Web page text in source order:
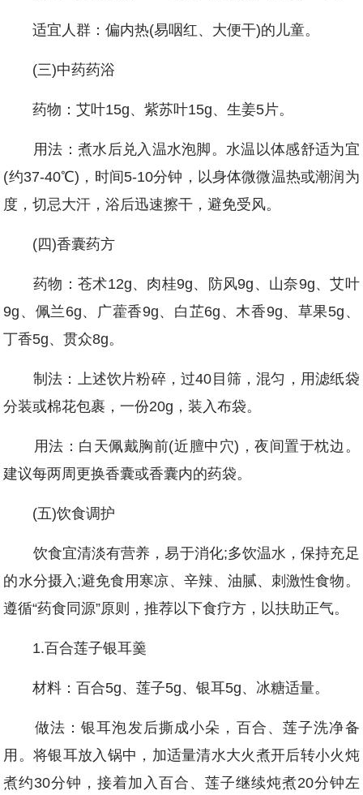
适宜人群：偏内热(易咽红、大便干)的儿童。
(三)中药药浴
药物：艾叶15g、紫苏叶15g、生姜5片。
用法：煮水后兑入温水泡脚。水温以体感舒适为宜
(约37-40℃)，时间5-10分钟，以身体微微温热或潮润为
度，切忌大汗，浴后迅速擦干，避免受风。
(四)香囊药方
药物：苍术12g、肉桂9g、防风9g、山奈9g、艾叶
9g、佩兰6g、广藿香9g、白芷6g、木香9g、草果5g、
丁香5g、贯众8g。
制法：上述饮片粉碎，过40目筛，混匀，用滤纸袋
分装或棉花包裹，一份20g，装入布袋。
用法：白天佩戴胸前(近膻中穴)，夜间置于枕边。
建议每两周更换香囊或香囊内的药袋。
(五)饮食调护
饮食宜清淡有营养，易于消化;多饮温水，保持充足
的水分摄入;避免食用寒凉、辛辣、油腻、刺激性食物。
遵循“药食同源”原则，推荐以下食疗方，以扶助正气。
1.百合莲子银耳羹
材料：百合5g、莲子5g、银耳5g、冰糖适量。
做法：银耳泡发后撕成小朵，百合、莲子洗净备
用。将银耳放入锅中，加适量清水大火煮开后转小火炖
煮约30分钟，接着加入百合、莲子继续炖煮20分钟左